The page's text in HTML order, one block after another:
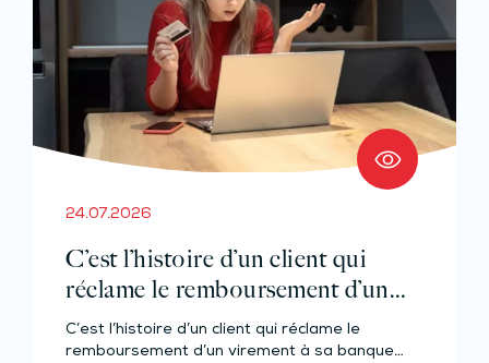
24.07.2026
C’est l’histoire d’un client qui
réclame le remboursement d’un
virement à sa banque…
C’est l’histoire d’un client qui réclame le
remboursement d’un virement à sa banque…